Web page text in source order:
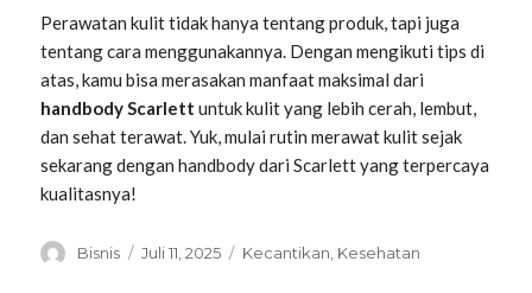
Perawatan kulit tidak hanya tentang produk, tapi juga
tentang cara menggunakannya. Dengan mengikuti tips di
atas, kamu bisa merasakan manfaat maksimal dari
handbody Scarlett untuk kulit yang lebih cerah, lembut,
dan sehat terawat. Yuk, mulai rutin merawat kulit sejak
sekarang dengan handbody dari Scarlett yang terpercaya
kualitasnya!
Penulis
Bisnis
Diposkan
Juli 11, 2025 Kategori
Kecantikan Kesehatan